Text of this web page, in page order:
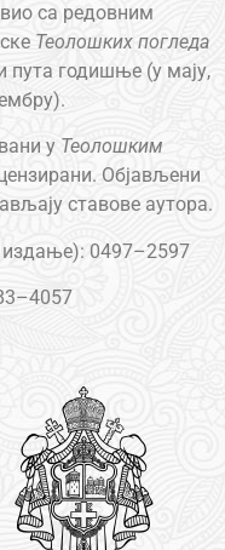
са редовним
Теолошких погледа
пута годишње (у мају,
у Теолошким
Објављени
ставове аутора.
0497–2597